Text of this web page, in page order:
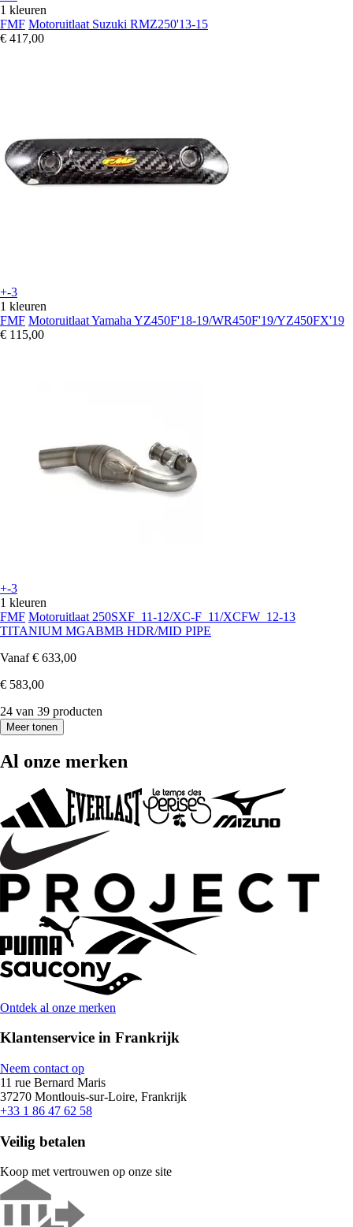
1 kleuren
FMF Motoruitlaat Suzuki RMZ250'13-15
€ 417,00
+-3
1 kleuren
FMF Motoruitlaat Yamaha YZ450F'18-19/WR450F'19/YZ450FX'19
€ 115,00
+-3
1 kleuren
FMF Motoruitlaat 250SXF_11-12/XC-F_11/XCFW_12-13
TITANIUM MGABMB HDR/MID PIPE
Vanaf € 633,00
€ 583,00
24 van 39 producten
Meer tonen
Al onze merken
Ontdek al onze merken
Klantenservice in Frankrijk
Neem contact op
11 rue Bernard Maris
37270 Montlouis-sur-Loire, Frankrijk
+33 1 86 47 62 58
Veilig betalen
Koop met vertrouwen op onze site